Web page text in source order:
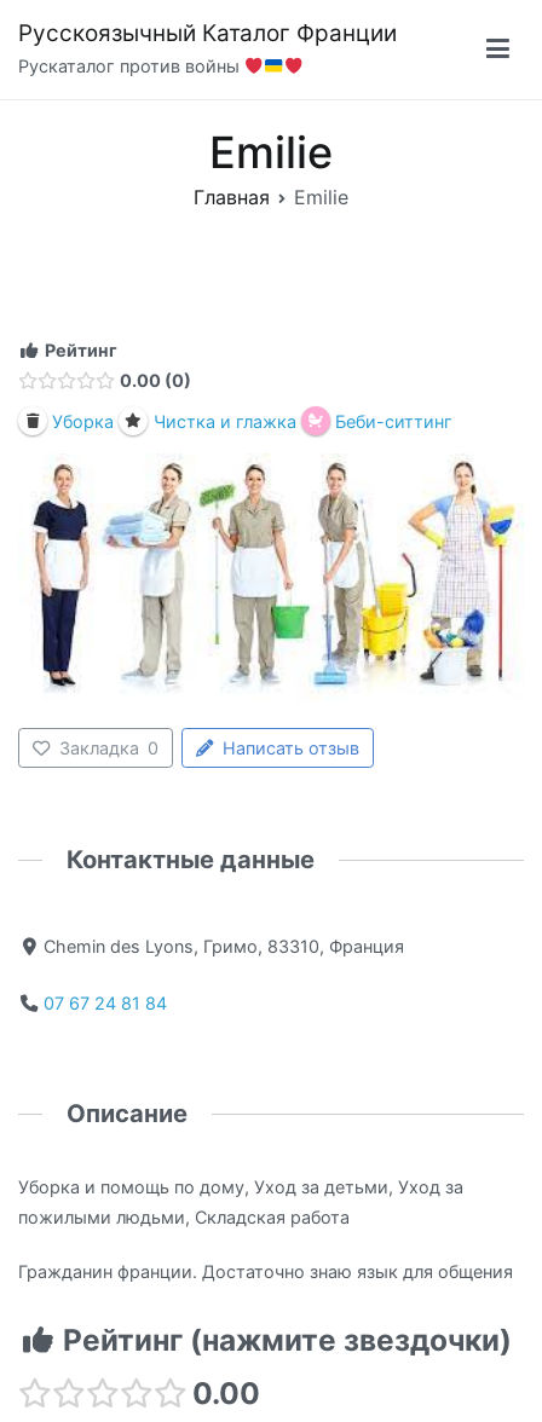
содержимому
Русскоязычный Каталог Франции
Рускаталог против войны
Emilie
Главная Emilie
Рейтинг
0.00 0
Уборка
Чистка и глажка Беби-ситтинг
Закладка 0 Написать отзыв
Контактные данные
Chemin des Lyons, Гримо, 83310, Франция
07 67 24 81 84
Описание
Уборка и помощь по дому, Уход за детьми, Уход за
пожилыми людьми, Складская работа
Гражданин франции. Достаточно знаю язык для общения
Рейтинг (нажмите звездочки)
0.00